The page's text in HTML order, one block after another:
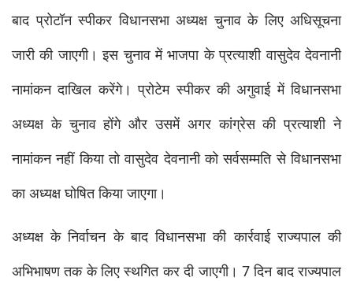
बाद प्रोटॉन स्पीकर विधानसभा अध्यक्ष चुनाव के लिए अधिसूचना
जारी की जाएगी। इस चुनाव में भाजपा के प्रत्याशी वासुदेव देवनानी
नामांकन दाखिल करेंगे। प्रोटेम स्पीकर की अगुवाई में विधानसभा
अध्यक्ष के चुनाव होंगे और उसमें अगर कांग्रेस की प्रत्याशी ने
नामांकन नहीं किया तो वासुदेव देवनानी को सर्वसम्मति से विधानसभा
का अध्यक्ष घोषित किया जाएगा।
अध्यक्ष के निर्वाचन के बाद विधानसभा की कार्रवाई राज्यपाल की
अभिभाषण तक के लिए स्थगित कर दी जाएगी। 7 दिन बाद राज्यपाल